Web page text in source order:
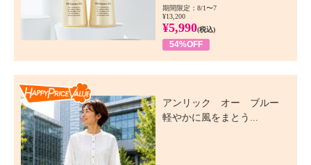
期間限定：8/1〜7
¥13,200
¥5,990(税込)
54%OFF
アンリック オー ブルー
軽やかに風をまとう...